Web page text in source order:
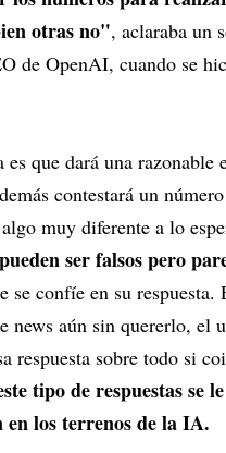
otras no", aclaraba un
de OpenAI, cuando se
es que dará una razonable
contestará un
muy diferente a lo
ser falsos pero
se confíe en su respuesta.
news aún sin quererlo, el
respuesta sobre todo si
tipo de respuestas se
en los terrenos de la IA.